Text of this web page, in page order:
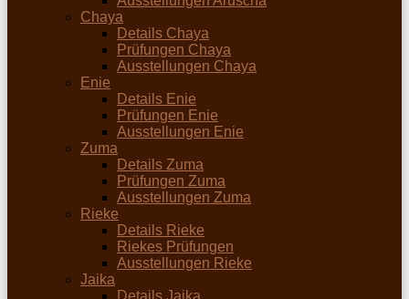
Chaya
Details Chaya
Prüfungen Chaya
Ausstellungen Chaya
Enie
Details Enie
Prüfungen Enie
Ausstellungen Enie
Zuma
Details Zuma
Prüfungen Zuma
Ausstellungen Zuma
Rieke
Details Rieke
Riekes Prüfungen
Ausstellungen Rieke
Jaika
Details Jaika